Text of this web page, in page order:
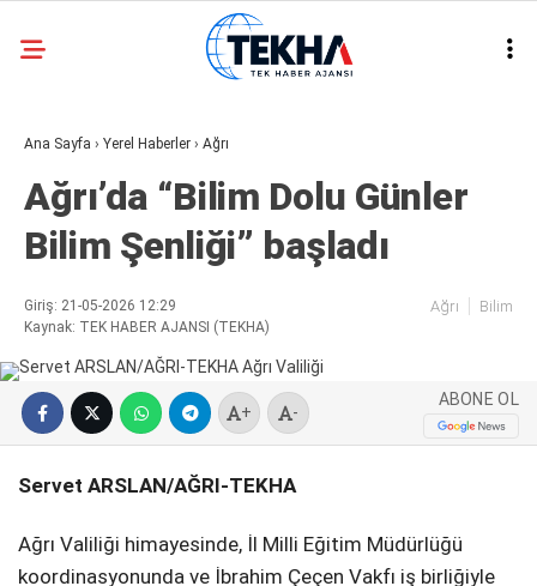
32.3
ASAYIŞ
GÜNDEM
EKONOMI
POLITIKA
SIYASET
DÜNYA
METEOROLOJI
SPOR
Ana Sayfa › Yerel Haberler › Ağrı
Ağrı’da “Bilim Dolu Günler
Bilim Şenliği” başladı
Giriş: 21-05-2026 12:29
Kaynak: TEK HABER AJANSI (TEKHA)
Ağrı Bilim
+ -
ABONE OL
Servet ARSLAN/AĞRI-TEKHA
Ağrı Valiliği himayesinde, İl Milli Eğitim Müdürlüğü
koordinasyonunda ve İbrahim Çeçen Vakfı iş birliğiyle